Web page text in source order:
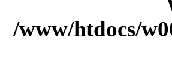
/www/htdocs/